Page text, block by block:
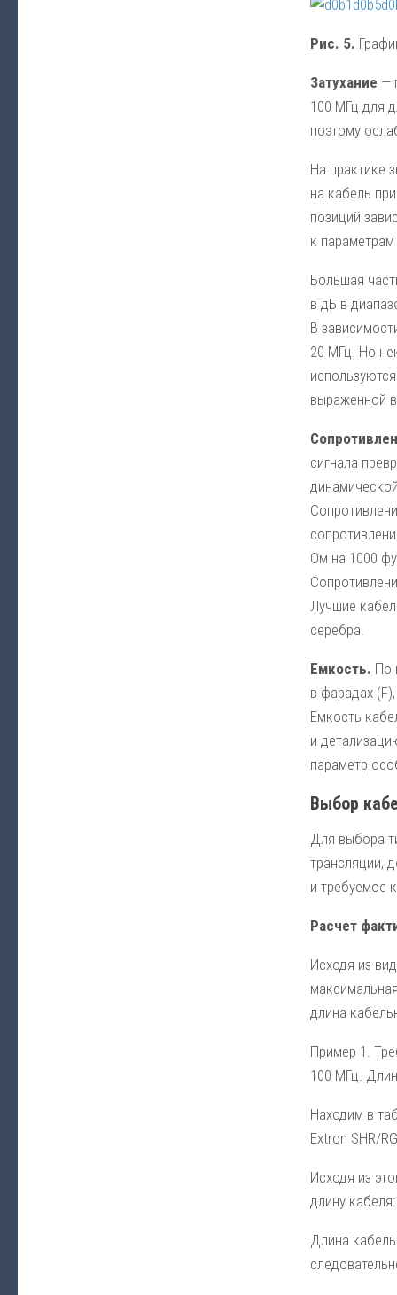
Рис. 5.
Затухание —
100 МГц для
поэтому
На практике
на кабель
позиций
к
Большая
в дБ в
В
20 МГц. Но
выраженной
сигнала
Ом на 1000
Лучшие
серебра.
Емкость. По
в фарадах
Емкость
и
параметр
Выбор
Для выбора
трансляции,
и требуемое
Расчет
Исходя из
длина
Пример 1 .
100 МГц.
Находим в
Extron SHR/
Исходя из
длину
Длина